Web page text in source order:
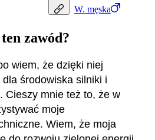
W. męska
zawód?
wiem, że dzięki niej
środowiska silniki i
Cieszy mnie też to, że w
moje
Wiem, że moja